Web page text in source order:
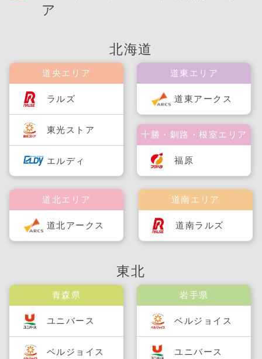
ア
北海道
道央エリア
ラルズ
東光ストア
エルディ
道南エリア
道南ラルズ
道北エリア
道北アークス
道東エリア
道東アークス
十勝・釧路・根室エリア
福原
東北
青森県
ユニバース
ベルジョイス
岩手県
ベルジョイス
ユニバース